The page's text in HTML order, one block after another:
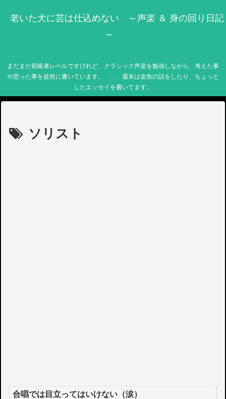
老いた犬に芸は仕込めない ～声楽 ＆ 身の回り日記
～
まだまだ初級者レベルですけれど、クラシック声楽を勉強しながら、考えた事
や思った事を徒然に書いています。 … 週末は金魚の話をしたり、ちょっと
したエッセイを書いてます。
ソリスト
合唱では目立ってはいけない（涙）